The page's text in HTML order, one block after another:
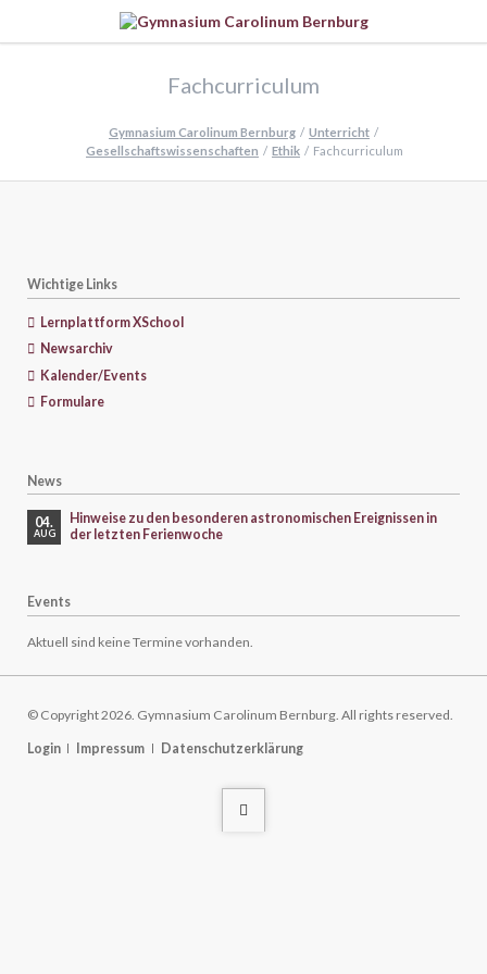
Fachcurriculum
Gymnasium Carolinum Bernburg
Unterricht
Gesellschaftswissenschaften
Ethik Fachcurriculum
Wichtige Links
Lernplattform XSchool
Newsarchiv
Kalender/Events
Formulare
News
04.
AUG
Hinweise zu den besonderen astronomischen Ereignissen in
der letzten Ferienwoche
Events
Aktuell sind keine Termine vorhanden.
© Copyright 2026. Gymnasium Carolinum Bernburg. All rights reserved.
Navigation
Login Impressum Datenschutzerklärung